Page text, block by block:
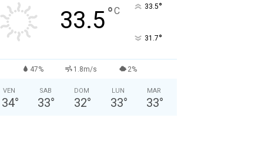
Cognome: *
Maschio
Femmina
Anno di Nascita: *
33.5°C 33.5°
31.7°
47% 1.8m/s 2%
VEN
34°
SAB
33°
DOM
32°
LUN
33°
MAR
33°